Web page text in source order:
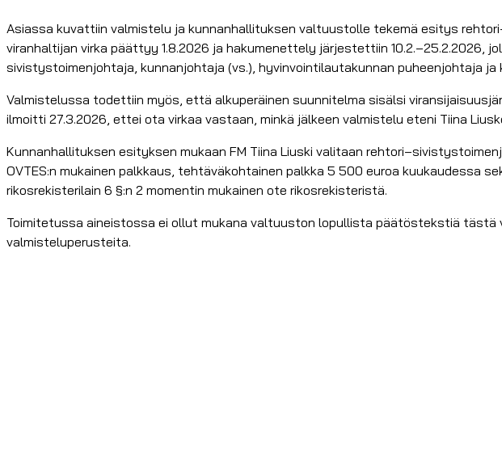
Asiassa kuvattiin valmistelu ja kunnanhallituksen valtuustolle tekemä esitys
viranhaltijan virka päättyy 1.8.2026 ja hakumenettely järjestettiin 10.2.–25.2.2026,
sivistystoimenjohtaja, kunnanjohtaja (vs.), hyvinvointilautakunnan puheenjohtaja ja
Valmistelussa todettiin myös, että alkuperäinen suunnitelma sisälsi
ilmoitti 27.3.2026, ettei ota virkaa vastaan, minkä jälkeen valmistelu eteni Tiina
Kunnanhallituksen esityksen mukaan FM Tiina Liuski valitaan
OVTES:n mukainen palkkaus, tehtäväkohtainen palkka 5 500 euroa kuukaudessa
rikosrekisterilain 6 §:n 2 momentin mukainen ote rikosrekisteristä.
Toimitetussa aineistossa ei ollut mukana valtuuston lopullista päätöstekstiä
valmisteluperusteita.